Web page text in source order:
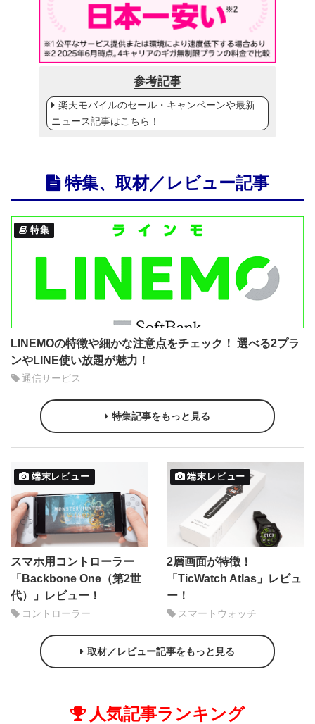
参考記事
楽天モバイルのセール・キャンペーンや最新
ニュース記事はこちら！
特集、取材／レビュー記事
特集
LINEMOの特徴や細かな注意点をチェック！ 選べる2プラ
ンやLINE使い放題が魅力！
通信サービス
特集記事をもっと見る
端末レビュー
スマホ用コントローラー
「Backbone One（第2世
代）」レビュー！
コントローラー
端末レビュー
2層画面が特徴！
「TicWatch Atlas」レビュ
ー！
スマートウォッチ
取材／レビュー記事をもっと見る
人気記事ランキング